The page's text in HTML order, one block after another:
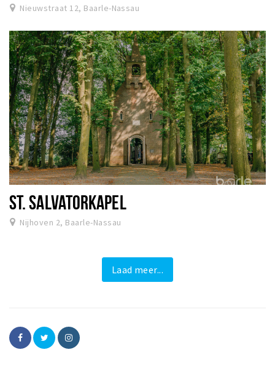
Nieuwstraat 12, Baarle-Nassau
ST. SALVATORKAPEL
Nijhoven 2, Baarle-Nassau
Laad meer...